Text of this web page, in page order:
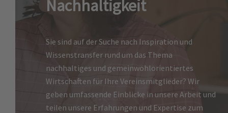
Nachhaltigkeit
Sie sind auf der Suche nach Inspiration und
Wissenstransfer rund um das Thema
nachhaltiges und gemeinwohlorientiertes
Wirtschaften für Ihre Vereinsmitglieder? Wir
geben umfassende Einblicke in unsere Arbeit und
teilen unsere Erfahrungen und Expertise zum